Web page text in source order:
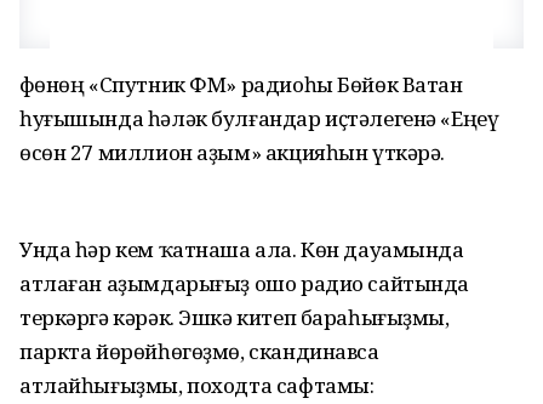
Өфөнөң «Спутник ФМ» радиоһы Бөйөк Ватан
һуғышында һәләк булғандар иҫтәлегенә «Еңеү
өсөн 27 миллион аҙым» акцияһын үткәрә.
Унда һәр кем ҡатнаша ала. Көн дауамында
атлаған аҙымдарығыҙ ошо радио сайтында
теркәргә кәрәк. Эшкә китеп бараһығыҙмы,
паркта йөрөйһөгөҙмө, скандинавса
атлайһығыҙмы, походта сафтамы: